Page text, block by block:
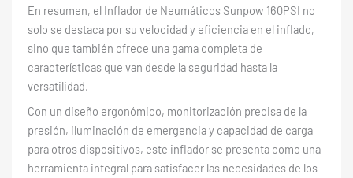
En resumen, el Inflador de Neumáticos Sunpow 160PSI no
solo se destaca por su velocidad y eficiencia en el inflado,
sino que también ofrece una gama completa de
características que van desde la seguridad hasta la
versatilidad.
Con un diseño ergonómico, monitorización precisa de la
presión, iluminación de emergencia y capacidad de carga
para otros dispositivos, este inflador se presenta como una
herramienta integral para satisfacer las necesidades de los